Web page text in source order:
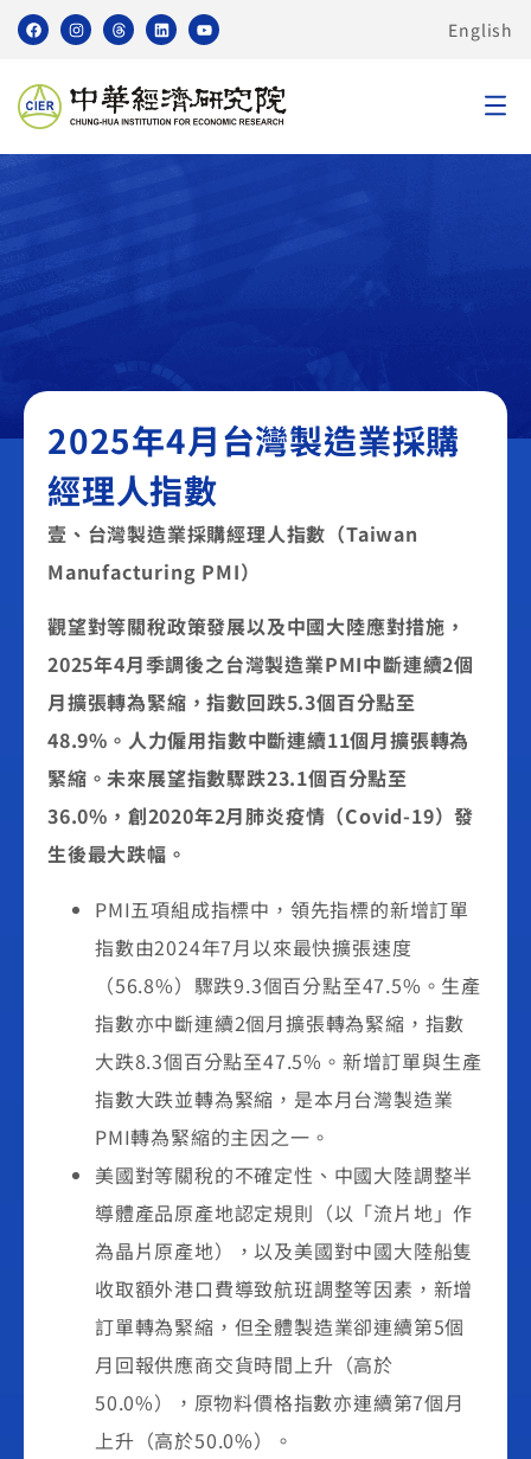
English
臺灣製造業採購經理人指數 PMI
2025年4月台灣製造業採購
經理人指數
壹、台灣製造業採購經理人指數（Taiwan
Manufacturing PMI）
觀望對等關稅政策發展以及中國大陸應對措施，
2025年4月季調後之台灣製造業PMI中斷連續2個
月擴張轉為緊縮，指數回跌5.3個百分點至
48.9% 。人力僱用指數中斷連續11個月擴張轉為
緊縮。未來展望指數驟跌23.1個百分點至
36.0% ，創2020年2月肺炎疫情（Covid-19）發
生後最大跌幅。
PMI五項組成指標中，領先指標的新增訂單
指數由2024年7月以來最快擴張速度
（56.8%）驟跌9.3個百分點至47.5%。生產
指數亦中斷連續2個月擴張轉為緊縮，指數
大跌8.3個百分點至47.5%。新增訂單與生產
指數大跌並轉為緊縮，是本月台灣製造業
PMI轉為緊縮的主因之一。
美國對等關稅的不確定性、中國大陸調整半
導體產品原產地認定規則（以「流片地」作
為晶片原產地），以及美國對中國大陸船隻
收取額外港口費導致航班調整等因素，新增
訂單轉為緊縮，但全體製造業卻連續第5個
月回報供應商交貨時間上升（高於
50.0%），原物料價格指數亦連續第7個月
上升（高於50.0%）。